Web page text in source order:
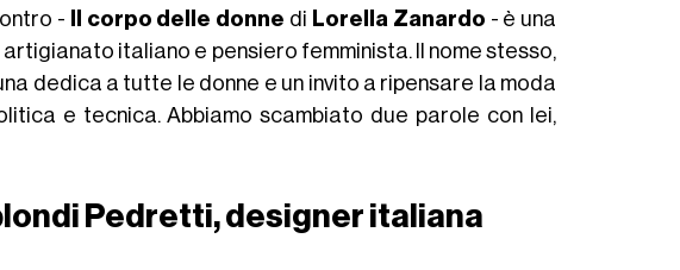
-
Il corpo delle donne di Lorella Zanardo - è una
italiano e pensiero femminista. Il nome stesso,
dedica a tutte le donne e un invito a ripensare la moda
e tecnica. Abbiamo scambiato due parole con lei,
Pedretti, designer italiana